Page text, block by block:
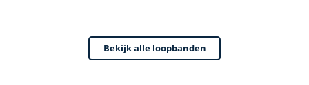
Krachtige 3.5 PK
Motor - Inklapbaar
Bekijk alle loopbanden